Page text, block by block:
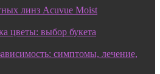
линз Acuvue Moist
цветы: выбор букета
симптомы, лечение,